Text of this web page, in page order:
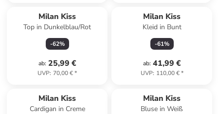
Milan Kiss
Top in Dunkelblau/Rot
-62%
ab: 25,99 €
UVP: 70,00 €*
Milan Kiss
Kleid in Bunt
-61%
ab: 41,99 €
UVP: 110,00 €*
Milan Kiss
Cardigan in Creme
Milan Kiss
Bluse in Weiß